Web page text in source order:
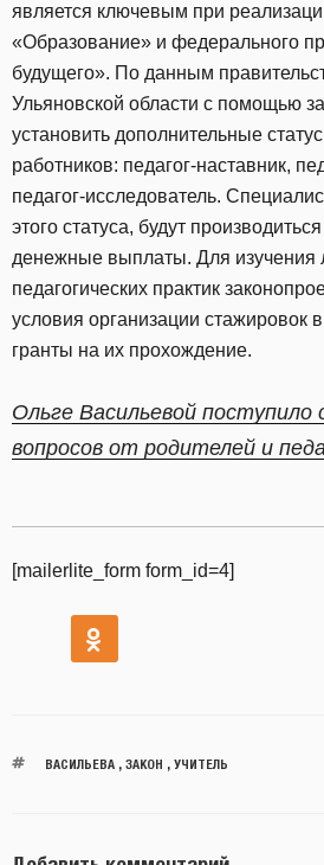
является ключевым при
«Образование» и федерального
будущего». По данным
Ульяновской области с помощью
установить дополнительные
работников: педагог-наставник,
педагог-исследователь.
этого статуса, будут
денежные выплаты. Для изучения
педагогических практик
условия организации стажировок
гранты на их прохождение.
Ольге Васильевой поступило
вопросов от родителей и
[mailerlite_form form_id=4]
ВАСИЛЬЕВА, ЗАКОН , УЧИТЕЛЬ